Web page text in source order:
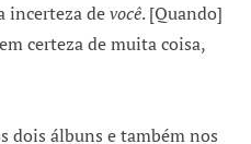
incerteza devocê. [Quando]
certeza de muita coisa,
dois álbuns e também nos